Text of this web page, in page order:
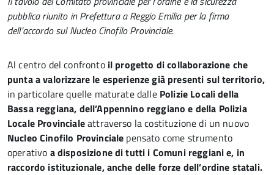
pubblica riunito in Prefettura a Reggio Emilia per la firma
dell’accordo sul Nucleo Cinofilo Provinciale.
Al centro del confronto il progetto di collaborazione che
punta a valorizzare le esperienze già presenti sul territorio,
in particolare quelle maturate dalle Polizie Locali della
Bassa reggiana, dell’Appennino reggiano e della Polizia
Locale Provincialeattraverso la costituzione di un nuovo
Nucleo Cinofilo Provinciale pensato come strumento
operativo a disposizione di tutti i Comuni reggiani e, in
raccordo istituzionale, anche delle forze dell’ordine statali.